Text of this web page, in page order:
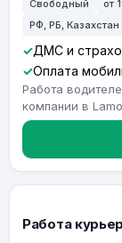
Свободный от
РФ, РБ, Казахстан
ДМС и
Оплата
Работа
компании в
Работа